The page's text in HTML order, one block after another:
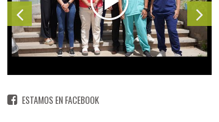
ESTAMOS EN FACEBOOK